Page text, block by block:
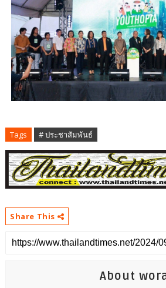
Tags # ประชาสัมพันธ์
Share This
About